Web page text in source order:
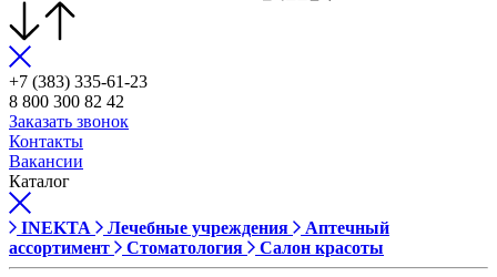
+7 (383) 335-61-23
8 800 300 82 42
Заказать звонок
Контакты
Вакансии
Каталог
INEKTA Лечебные учреждения
Аптечный
ассортимент
Стоматология Салон красоты